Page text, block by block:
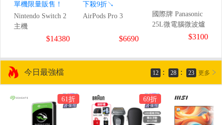
單機限量販售！
Nintendo Switch 2
主機
$14380
下殺9折↘
AirPods Pro 3
$6690
國際牌 Panasonic
25L微電腦微波爐
$3100
今日最強檔 12 : 28 : 21 更多
61折 69折